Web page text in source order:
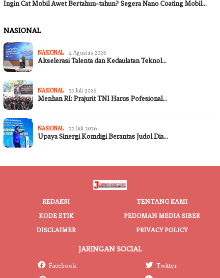
Ingin Cat Mobil Awet Bertahun-tahun? Segera Nano Coating Mobil…
NASIONAL
NASIONAL 4 Agustus 2026
Akselerasi Talenta dan Kedaulatan Teknol…
NASIONAL 30 Juli 2026
Menhan RI: Prajurit TNI Harus Pofesional…
NASIONAL 22 Juli 2026
Upaya Sinergi Komdigi Berantas Judol Dia…
REDAKSI
TENTANG KAMI
KODE ETIK
PEDOMAN MEDIA SIBER
DISCLAIMER
PRIVACY POLICY
JARINGAN SOCIAL
Facebook
Twitter